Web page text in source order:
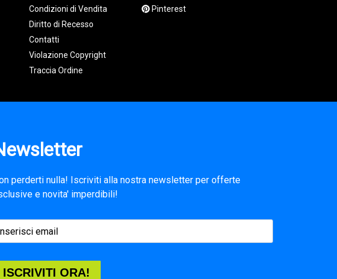
Condizioni di Vendita
Diritto di Recesso
Contatti
Violazione Copyright
Traccia Ordine
Pinterest
perderti nulla! Iscriviti alla nostra newsletter per offerte
e novita' imperdibili!
ISCRIVITI ORA!